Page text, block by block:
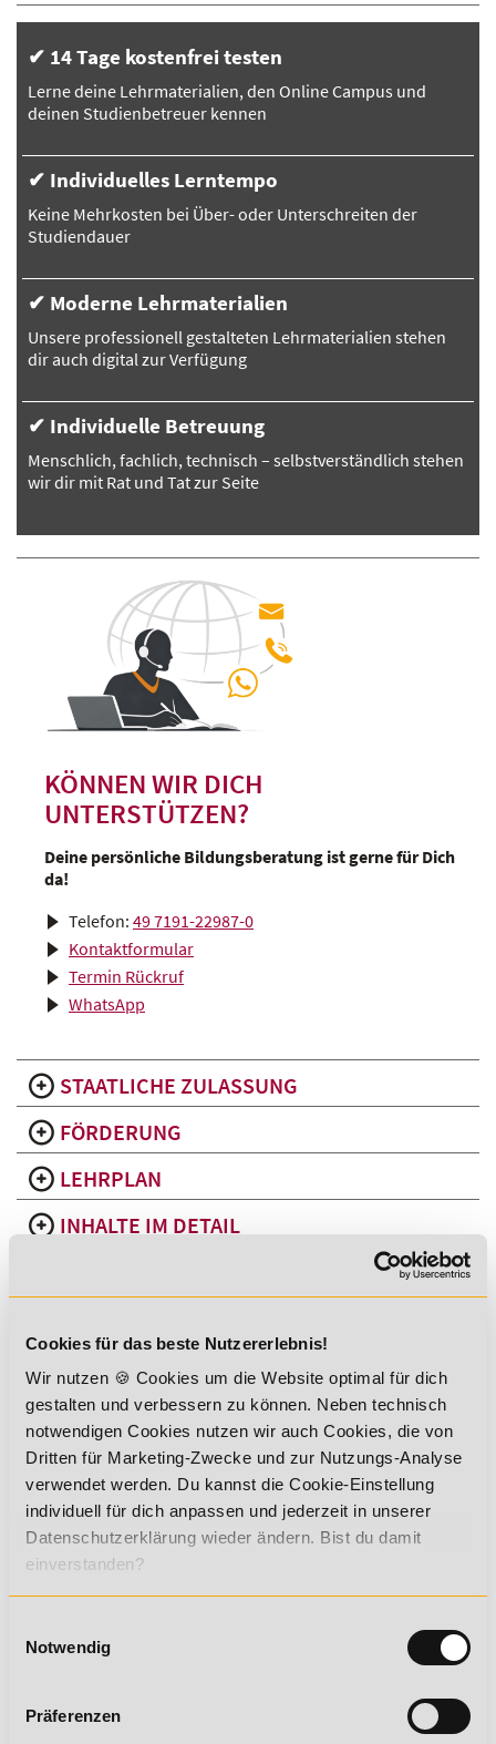
Cookies für das beste Nutzererlebnis!
Wir nutzen 🍪 Cookies um die Website optimal für dich
gestalten und verbessern zu können. Neben technisch
notwendigen Cookies nutzen wir auch Cookies, die von
Dritten für Marketing-Zwecke und zur Nutzungs-Analyse
verwendet werden. Du kannst die Cookie-Einstellung
individuell für dich anpassen und jederzeit in unserer
Datenschutzerklärung wieder ändern. Bist du damit
einverstanden?
Notwendig
Präferenzen
✔ 14 Tage kostenfrei testen
Lerne deine Lehrmaterialien, den Online Campus und
deinen Studienbetreuer kennen
✔ Individuelles Lerntempo
Keine Mehrkosten bei Über- oder Unterschreiten der
Studiendauer
✔ Moderne Lehrmaterialien
Unsere professionell gestalteten Lehrmaterialien stehen
dir auch digital zur Verfügung
✔ Individuelle Betreuung
Menschlich, fachlich, technisch – selbstverständlich stehen
wir dir mit Rat und Tat zur Seite
KÖNNEN WIR DICH
UNTERSTÜTZEN?
Deine persönliche Bildungsberatung ist gerne für Dich
da!
Telefon: 49 7191-22987-0
Kontaktformular
Termin Rückruf
WhatsApp
STAATLICHE ZULASSUNG
FÖRDERUNG
LEHRPLAN
INHALTE IM DETAIL
BREITENSPORT LEHRGANGS IM ÜBERBLICK
DEIN ZERTIFIKAT
Du erwirbst eine hochwertige Qualifikation, die dir viele
Türen öffnen kann:
branchenanerkannter Abschluss
Zertifikat mit unbegrenzter Gültigkeit